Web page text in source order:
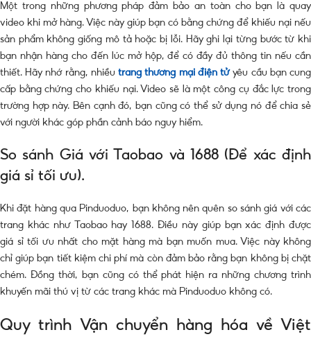
Một trong những phương pháp đảm bảo an toàn cho bạn là quay
video khi mở hàng. Việc này giúp bạn có bằng chứng để khiếu nại nếu
sản phẩm không giống mô tả hoặc bị lỗi. Hãy ghi lại từng bước từ khi
bạn nhận hàng cho đến lúc mở hộp, để có đầy đủ thông tin nếu cần
thiết. Hãy nhớ rằng, nhiềutrang thương mại điện tửyêu cầu bạn cung
cấp bằng chứng cho khiếu nại. Video sẽ là một công cụ đắc lực trong
trường hợp này. Bên cạnh đó, bạn cũng có thể sử dụng nó để chia sẻ
với người khác góp phần cảnh báo nguy hiểm.
So sánh Giá với Taobao và 1688 (Để xác định
giá sỉ tối ưu).
Khi đặt hàng qua Pinduoduo, bạn không nên quên so sánh giá với các
trang khác như Taobao hay 1688. Điều này giúp bạn xác định được
giá sỉ tối ưu nhất cho mặt hàng mà bạn muốn mua. Việc này không
chỉ giúp bạn tiết kiệm chi phí mà còn đảm bảo rằng bạn không bị chặt
chém. Đồng thời, bạn cũng có thể phát hiện ra những chương trình
khuyến mãi thú vị từ các trang khác mà Pinduoduo không có.
Quy trình Vận chuyển hàng hóa về Việt